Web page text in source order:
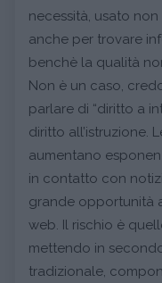
necessità, usato
anche per trovare
benchè la qualità
Non è un caso,
parlare di “diritto a
diritto all’istruzione.
aumentano
in contatto con
grande opportunità
web. Il rischio è
mettendo in
tradizionale,